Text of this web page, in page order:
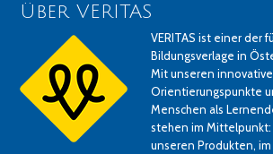
Über VERITAS
VERITAS ist einer der
Bildungsverlage in
Mit unseren
Orientierungspunkte
Menschen als
stehen im
unseren Produkten,